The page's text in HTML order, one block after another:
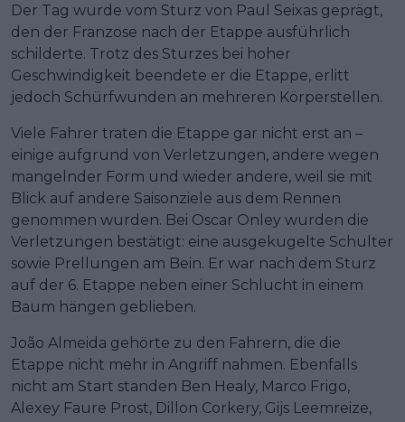
Der Tag wurde vom Sturz von Paul Seixas geprägt,
den der Franzose nach der Etappe ausführlich
schilderte. Trotz des Sturzes bei hoher
Geschwindigkeit beendete er die Etappe, erlitt
jedoch Schürfwunden an mehreren Körperstellen.
Viele Fahrer traten die Etappe gar nicht erst an –
einige aufgrund von Verletzungen, andere wegen
mangelnder Form und wieder andere, weil sie mit
Blick auf andere Saisonziele aus dem Rennen
genommen wurden. Bei Oscar Onley wurden die
Verletzungen bestätigt: eine ausgekugelte Schulter
sowie Prellungen am Bein. Er war nach dem Sturz
auf der 6. Etappe neben einer Schlucht in einem
Baum hängen geblieben.
João Almeida gehörte zu den Fahrern, die die
Etappe nicht mehr in Angriff nahmen. Ebenfalls
nicht am Start standen Ben Healy, Marco Frigo,
Alexey Faure Prost, Dillon Corkery, Gijs Leemreize,